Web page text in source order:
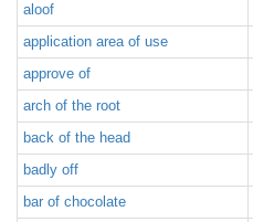
aloof
application area of use
approve of
arch of the root
back of the head
badly off
bar of chocolate